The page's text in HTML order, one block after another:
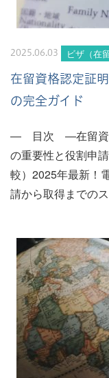
2025.06.03 ビザ（在
在留資格認定証
の完全ガイド
― 目次 ―在留資格
の重要性と役割申
較）2025年最新！
請から取得までの